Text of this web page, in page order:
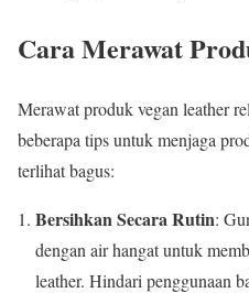
Cara Merawat
Merawat produk vegan leather
beberapa tips untuk menjaga
terlihat bagus:
Bersihkan Secara Rutin:
dengan air hangat untuk
leather. Hindari penggunaan